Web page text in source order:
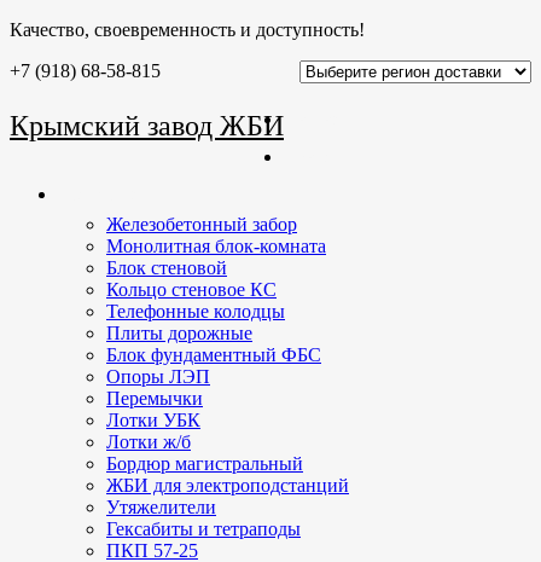
Качество, своевременность и доступность!
Крымский завод ЖБИ
+7 (918) 68-58-815
Железобетонный забор
Монолитная блок-комната
Блок стеновой
Кольцо стеновое КС
Телефонные колодцы
Плиты дорожные
Блок фундаментный ФБС
Опоры ЛЭП
Перемычки
Лотки УБК
Лотки ж/б
Бордюр магистральный
ЖБИ для электроподстанций
Утяжелители
Гексабиты и тетраподы
ПКП 57-25